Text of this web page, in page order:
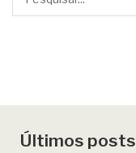
Últimos posts